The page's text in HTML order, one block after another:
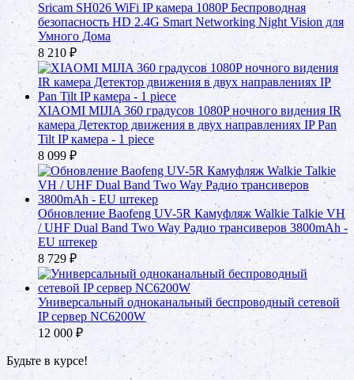
Sricam SH026 WiFi IP камера 1080P Беспроводная
безопасность HD 2.4G Smart Networking Night Vision для
Умного Дома
8 210 ₽
XIAOMI MIJIA 360 градусов 1080P ночного видения IR
камера Детектор движения в двух направлениях IP Pan
Tilt IP камера - 1 piece
8 099 ₽
Обновление Baofeng UV-5R Камуфляж Walkie Talkie VH
/ UHF Dual Band Two Way Радио трансиверов 3800mAh -
EU штекер
8 729 ₽
Универсальный одноканальный беспроводный сетевой
IP сервер NC6200W
12 000 ₽
Будьте в курсе!